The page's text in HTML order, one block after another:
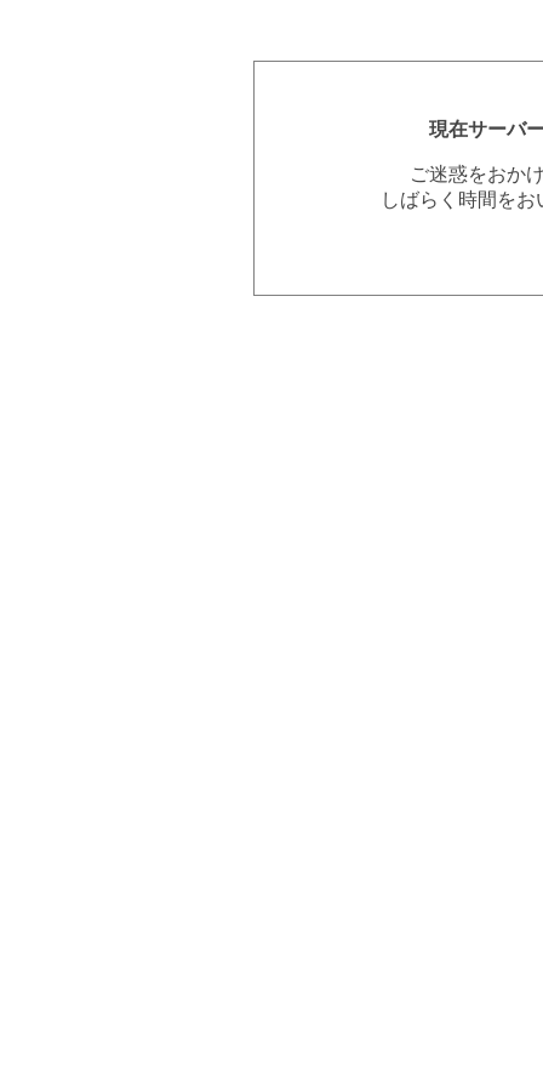
現在サーバ
ご迷惑をおか
しばらく時間を